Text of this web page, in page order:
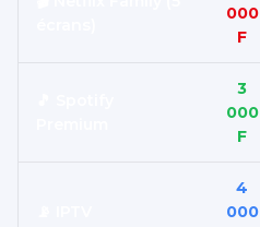
000
F
3
000
F
4
000